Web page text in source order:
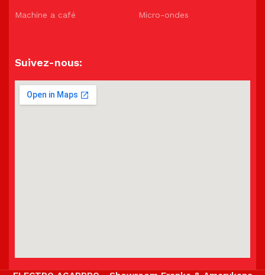
Machine a café Micro-ondes
Suivez-nous: